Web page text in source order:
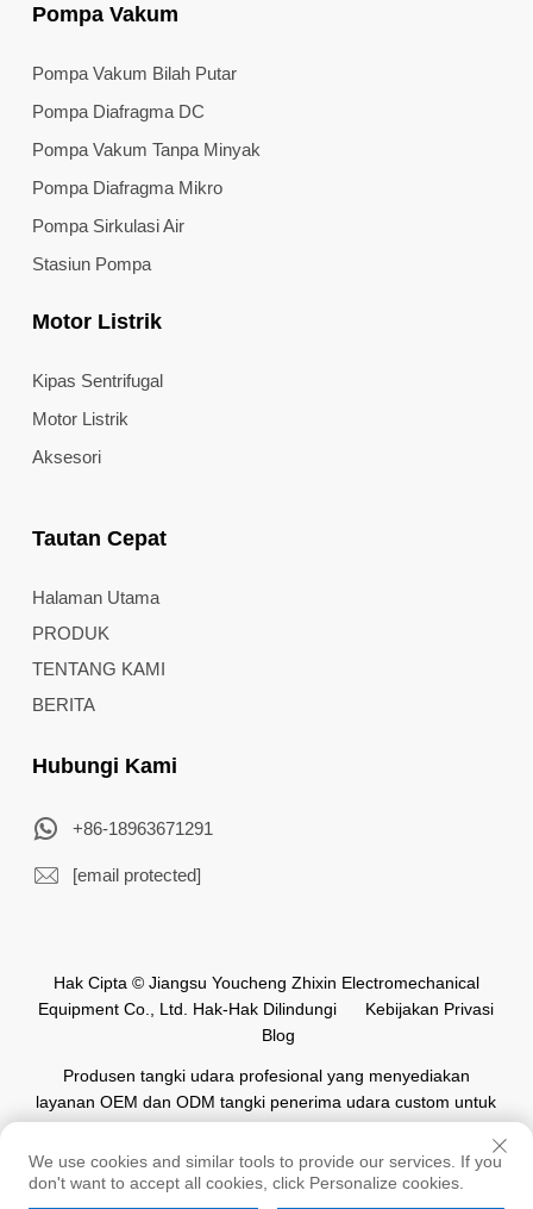
Pompa Vakum
Pompa Vakum Bilah Putar
Pompa Diafragma DC
Pompa Vakum Tanpa Minyak
Pompa Diafragma Mikro
Pompa Sirkulasi Air
Stasiun Pompa
Motor Listrik
Kipas Sentrifugal
Motor Listrik
Aksesori
Tautan Cepat
Halaman Utama
PRODUK
TENTANG KAMI
BERITA
Hubungi Kami
+86-18963671291
[email protected]
Hak Cipta © Jiangsu Youcheng Zhixin Electromechanical
Equipment Co., Ltd. Hak-Hak Dilindungi
Kebijakan Privasi
Blog
Produsen tangki udara profesional yang menyediakan
layanan OEM dan ODM tangki penerima udara custom untuk
industri otomasi di seluruh dunia.
We use cookies and similar tools to provide our services. If you
don't want to accept all cookies, click Personalize cookies.